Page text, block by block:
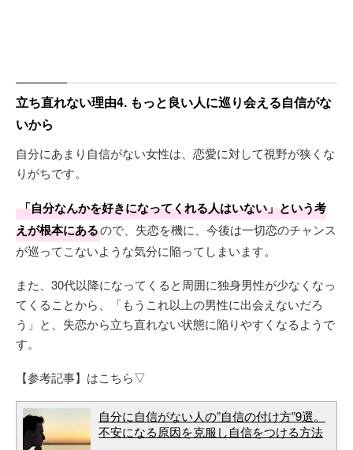
立ち直れない理由4. もっと良い人に巡り会える自信がな
いから
自分にあまり自信がない女性は、恋愛に対して視野が狭くな
りがちです。
「自分なんかを好きになってくれる人はいない」という考
えが根本にあるので、失恋を機に、今後は一切恋のチャンス
が巡ってこないような気分に陥ってしまいます。
また、30代以降になってくると周囲に独身男性が少なくなっ
てくることから、「もうこれ以上の男性に出会えないだろ
う」と、失恋から立ち直れない状態に陥りやすくなるようで
す。
【参考記事】はこちら▽
自分に自信がない人の”自信の付け方”9選。
不安になる原因を克服し自信をつける方法